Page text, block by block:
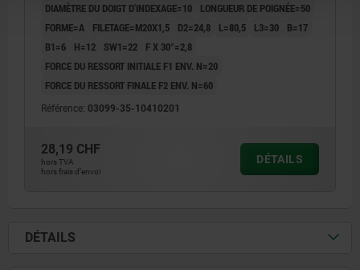
DIAMÈTRE DU DOIGT D'INDEXAGE=10
LONGUEUR DE POIGNÉE=50
FORME=A
FILETAGE=M20X1,5 D2=24,8 L=80,5 L3=30
B=17
B1=6
H=12 SW1=22
F X 30°=2,8
FORCE DU RESSORT INITIALE F1 ENV. N=20
FORCE DU RESSORT FINALE F2 ENV. N=60
Référence: 03099-35-10410201
28,19 CHF
hors TVA
hors frais d’envoi
DÉTAILS
DÉTAILS